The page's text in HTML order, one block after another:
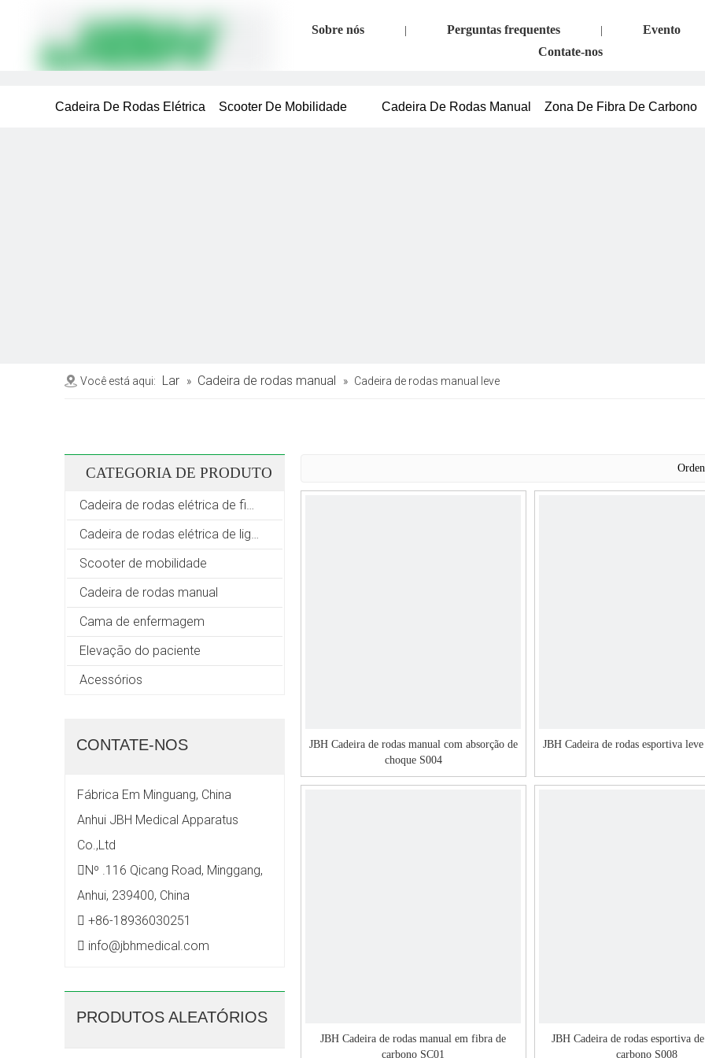
Sobre nós | Perguntas frequentes |
Evento
Contate-nos
Cadeira De Rodas Elétrica Scooter De Mobilidade Cadeira De Rodas Manual Zona De Fibra De Carbono
Você está aqui: Lar » Cadeira de rodas manual » Cadeira de rodas manual leve
CATEGORIA DE PRODUTO
Cadeira de rodas elétrica de fibra de carbono
Cadeira de rodas elétrica de liga de alumínio
Scooter de mobilidade
Cadeira de rodas manual
Cama de enfermagem
Elevação do paciente
Acessórios
CONTATE-NOS
Fábrica Em Minguang, China
Anhui JBH Medical Apparatus
Co.,Ltd
Nº .116 Qicang Road, Minggang,
Anhui, 239400, China
 +86-18936030251
 info@jbhmedical.com
PRODUTOS ALEATÓRIOS
JBH Cadeira de rodas manual com absorção de
choque S004
JBH Cadeira de rodas esportiva
JBH Cadeira de rodas manual em fibra de
carbono SC01
JBH Cadeira de rodas esportiva
carbono S008